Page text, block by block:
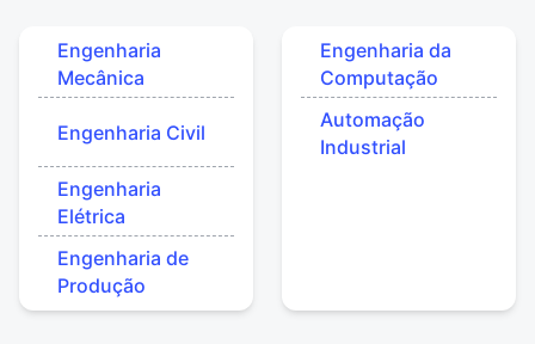
Engenharia
Mecânica
Engenharia Civil
Engenharia
Elétrica
Engenharia de
Produção
Engenharia da
Computação
Automação
Industrial